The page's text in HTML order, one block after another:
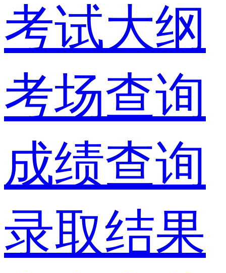
考试大纲
考场查询
成绩查询
录取结果